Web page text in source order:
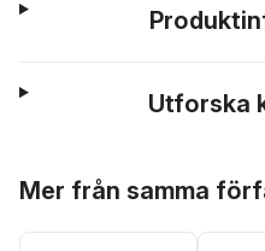
Utforska
Mer från samma